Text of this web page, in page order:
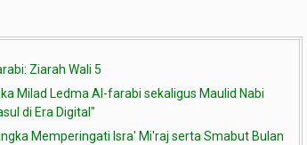
Ziarah Wali 5
Milad Ledma Al-farabi sekaligus Maulid Nabi
di Era Digital"
Memperingati Isra' Mi'raj serta Smabut Bulan